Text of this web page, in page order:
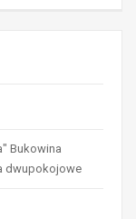
Bukowina
dwupokojowe